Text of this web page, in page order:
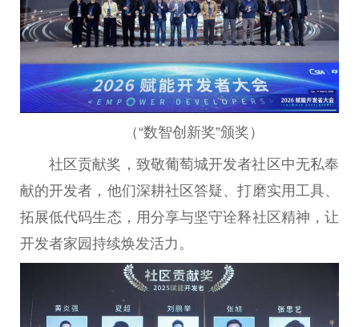
（“数智创新奖”颁奖）
社区贡献奖，致敬葡萄城开发者社区中无私奉
献的开发者，他们深耕社区答疑、打磨实用工具、
拓展低代码生态，用分享与坚守诠释社区精神，让
开发者家园持续焕发活力。